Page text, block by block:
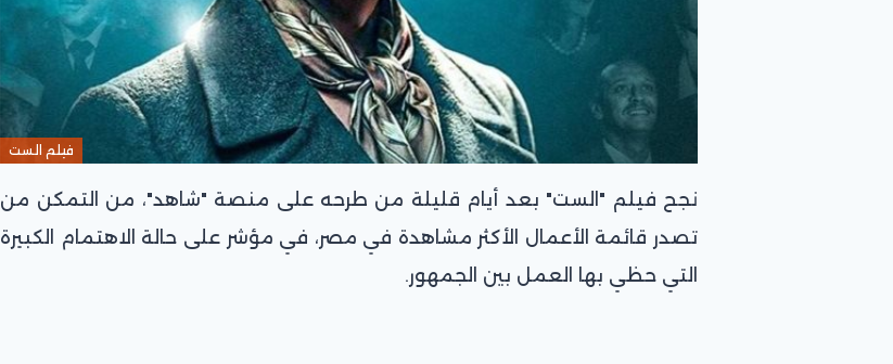
فيلم الست
نجح فيلم "الست" بعد أيام قليلة من طرحه على منصة "شاهد"، من التمكن من
تصدر قائمة الأعمال الأكثر مشاهدة في مصر، في مؤشر على حالة الاهتمام الكبيرة
التي حظي بها العمل بين الجمهور.